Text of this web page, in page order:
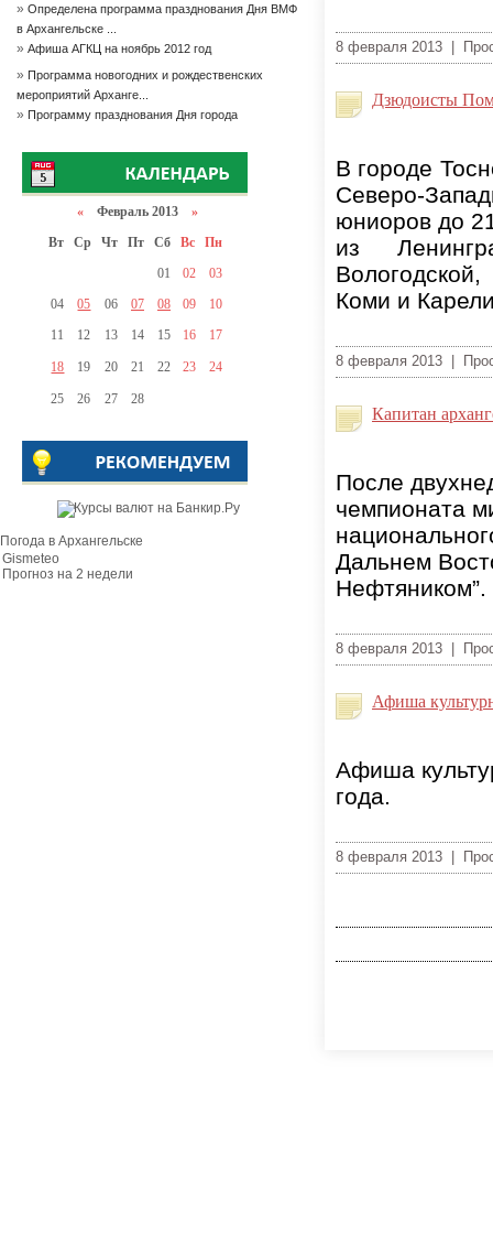
8 февраля 2013 |
Дзюдоисты
В городе
Северо-
юниоров до
из
Коми и
8 февраля 2013 |
Капитан
После
чемпионата
Дальнем
Нефтяником”.
8 февраля 2013 |
Афиша
Афиша
года.
8 февраля 2013 |
» Определена программа празднования Дня ВМФ
в Архангельске ...
» Афиша АГКЦ на ноябрь 2012 год
» Программа новогодних и рождественских
мероприятий Арханге...
» Программу празднования Дня города
« Февраль 2013 »
Вт
Ср Чт Пт Сб Вс
Пн
01
02
03
04
05 06 07 08 09
10
11
12 13 14 15 16 17
18 19 20 21 22 23 24
25 26 27 28
Погода в Архангельске
Gismeteo
Прогноз на 2 недели